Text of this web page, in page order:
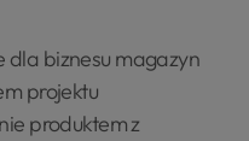
dla biznesu magazyn
projektu
produktem z